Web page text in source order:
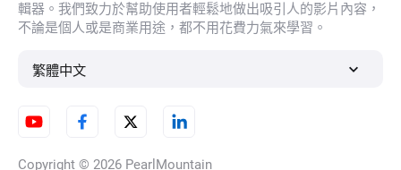
輯器。我們致力於幫助使用者輕鬆地做出吸引人的影片內容，
不論是個人或是商業用途，都不用花費力氣來學習。
繁體中文
Copyright © 2026 PearlMountain